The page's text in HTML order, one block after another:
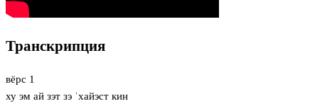
Транскрипция
вёрс 1
ху эм ай зэт зэ ˈхайэст кин